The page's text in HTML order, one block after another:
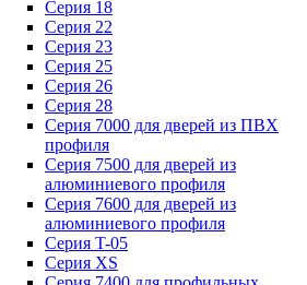
Серия 18
Серия 22
Серия 23
Серия 25
Серия 26
Серия 28
Серия 7000 для дверей из ПВХ
профиля
Серия 7500 для дверей из
алюминиевого профиля
Серия 7600 для дверей из
алюминиевого профиля
Серия T-05
Серия XS